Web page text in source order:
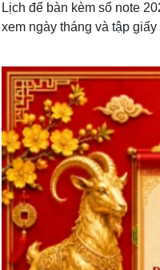
Lịch để bàn kèm sổ note
xem ngày tháng và tập